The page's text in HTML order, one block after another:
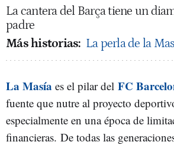
La cantera del Barça tiene un
padre
Más historias: La perla de la
La Masía es el pilar del FC
fuente que nutre al proyecto
especialmente en una época de
financieras. De todas las